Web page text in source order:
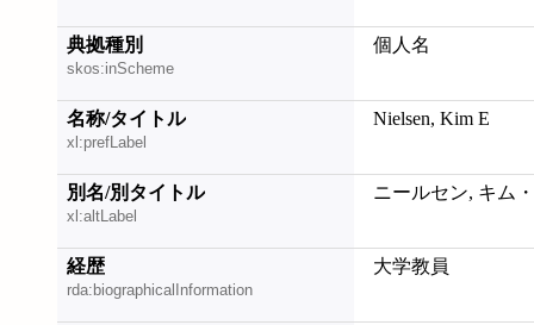
典拠種別
skos:inScheme
個人名
名称/タイトル
xl:prefLabel
Nielsen, Kim E
別名/別タイトル
xl:altLabel
ニールセン, キム
経歴
rda:biographicalInformation
大学教員